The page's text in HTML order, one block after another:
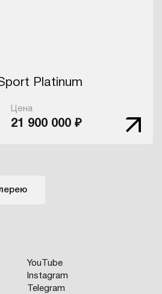
Platinum
Цена
21 900 000 ₽
YouTube
Instagram
Telegram